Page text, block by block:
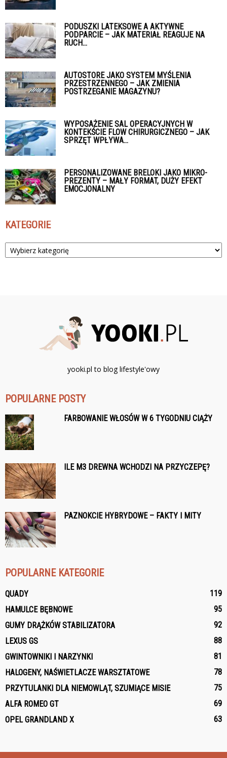
PODUSZKI LATEKSOWE A AKTYWNE
PODPARCIE – JAK MATERIAŁ REAGUJE NA
RUCH...
AUTOSTORE JAKO SYSTEM MYŚLENIA
PRZESTRZENNEGO – JAK ZMIENIA
POSTRZEGANIE MAGAZYNU?
WYPOSAŻENIE SAL OPERACYJNYCH W
KONTEKŚCIE FLOW CHIRURGICZNEGO – JAK
SPRZĘT WPŁYWA...
PERSONALIZOWANE BRELOKI JAKO MIKRO-
PREZENTY – MAŁY FORMAT, DUŻY EFEKT
EMOCJONALNY
KATEGORIE
Kategorie
yooki.pl to blog lifestyle'owy
POPULARNE POSTY
FARBOWANIE WŁOSÓW W 6 TYGODNIU CIĄŻY
ILE M3 DREWNA WCHODZI NA PRZYCZEPĘ?
PAZNOKCIE HYBRYDOWE – FAKTY I MITY
POPULARNE KATEGORIE
QUADY
119
HAMULCE BĘBNOWE
95
GUMY DRĄŻKÓW STABILIZATORA
92
LEXUS GS
88
GWINTOWNIKI I NARZYNKI
81
HALOGENY, NAŚWIETLACZE WARSZTATOWE
78
PRZYTULANKI DLA NIEMOWLĄT, SZUMIĄCE MISIE
75
ALFA ROMEO GT
69
OPEL GRANDLAND X
63